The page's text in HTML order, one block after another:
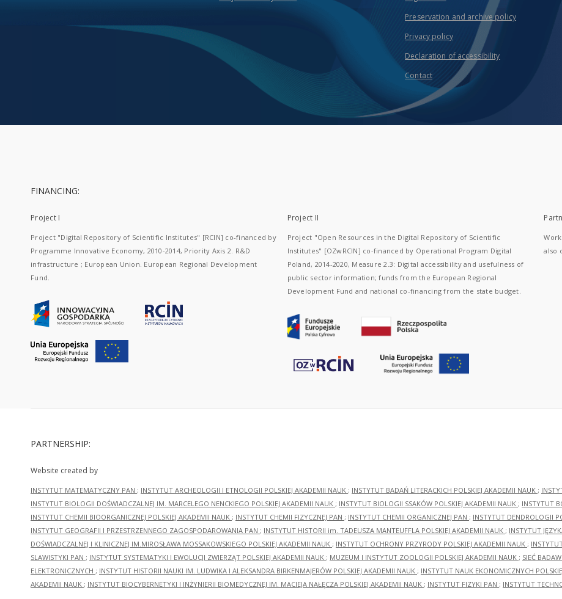
Preservation and archive policy
Privacy policy
Declaration of accessibility
Contact
FINANCING:
Project I
Project "Digital Repository of Scientific Institutes" [RCIN] co-financed by
Programme Innovative Economy, 2010-2014, Priority Axis 2. R&D
infrastructure ; European Union. European Regional Development
Fund.
Project II
Project "Open Resources in the Digital Repository of Scientific
Institutes" [OZwRCIN] co-financed by Operational Program Digital
Poland, 2014-2020, Measure 2.3: Digital accessibility and usefulness of
public sector information; funds from the European Regional
Development Fund and national co-financing from the state budget.
also
PARTNERSHIP:
Website created by
INSTYTUT MATEMATYCZNY PAN ; INSTYTUT ARCHEOLOGII I ETNOLOGII POLSKIEJ AKADEMII NAUK ; INSTYTUT BADAŃ LITERACKICH POLSKIEJ AKADEMII NAUK ;
INSTYTUT BIOLOGII DOŚWIADCZALNEJ IM. MARCELEGO NENCKIEGO POLSKIEJ AKADEMII NAUK ; INSTYTUT BIOLOGII SSAKÓW POLSKIEJ AKADEMII NAUK ; INSTYTUT
INSTYTUT CHEMII BIOORGANICZNEJ POLSKIEJ AKADEMII NAUK ; INSTYTUT CHEMII FIZYCZNEJ PAN ; INSTYTUT CHEMII ORGANICZNEJ PAN ; INSTYTUT DENDROLOGII
INSTYTUT GEOGRAFII I PRZESTRZENNEGO ZAGOSPODAROWANIA PAN ; INSTYTUT HISTORII im. TADEUSZA MANTEUFFLA POLSKIEJ AKADEMII NAUK ; INSTYTUT
DOŚWIADCZALNEJ I KLINICZNEJ IM.MIROSŁAWA MOSSAKOWSKIEGO POLSKIEJ AKADEMII NAUK ; INSTYTUT OCHRONY PRZYRODY POLSKIEJ AKADEMII NAUK ;
SLAWISTYKI PAN ; INSTYTUT SYSTEMATYKI I EWOLUCJI ZWIERZĄT POLSKIEJ AKADEMII NAUK ; MUZEUM I INSTYTUT ZOOLOGII POLSKIEJ AKADEMII NAUK ; SIEĆ
ELEKTRONICZNYCH ; INSTYTUT HISTORII NAUKI IM. LUDWIKA I ALEKSANDRA BIRKENMAJERÓW POLSKIEJ AKADEMII NAUK ; INSTYTUT NAUK EKONOMICZNYCH
AKADEMII NAUK ; INSTYTUT BIOCYBERNETYKI I INŻYNIERII BIOMEDYCZNEJ IM. MACIEJA NAŁĘCZA POLSKIEJ AKADEMII NAUK ; INSTYTUT FIZYKI PAN ; INSTYTUT